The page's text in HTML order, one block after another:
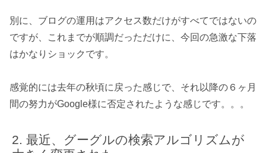
別に、ブログの運用はアクセス数だけがすべてではないの
ですが、これまでが順調だっただけに、今回の急激な下落
はかなりショックです。
感覚的には去年の秋頃に戻った感じで、それ以降の６ヶ月
間の努力がGoogle様に否定されたような感じです。。。
最近、グーグルの検索アルゴリズムが